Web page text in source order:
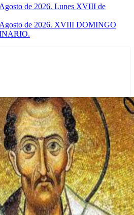
de 2026. Lunes XVIII de
Agosto de 2026. XVIII DOMINGO